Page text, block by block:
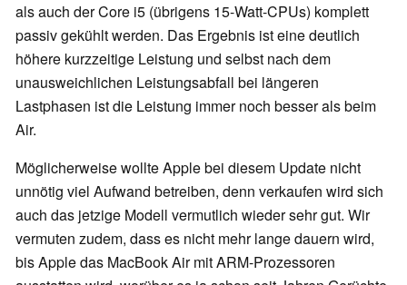
als auch der Core i5 (übrigens 15-Watt-CPUs) komplett
passiv gekühlt werden. Das Ergebnis ist eine deutlich
höhere kurzzeitige Leistung und selbst nach dem
unausweichlichen Leistungsabfall bei längeren
Lastphasen ist die Leistung immer noch besser als beim
Air.
Möglicherweise wollte Apple bei diesem Update nicht
unnötig viel Aufwand betreiben, denn verkaufen wird sich
auch das jetzige Modell vermutlich wieder sehr gut. Wir
vermuten zudem, dass es nicht mehr lange dauern wird,
bis Apple das MacBook Air mit ARM-Prozessoren